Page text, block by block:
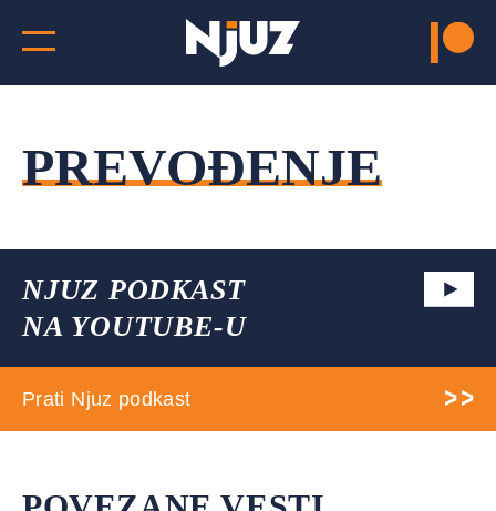
PREVOĐENJE
NJUZ PODKAST
NA YOUTUBE-U
Prati Njuz podkast